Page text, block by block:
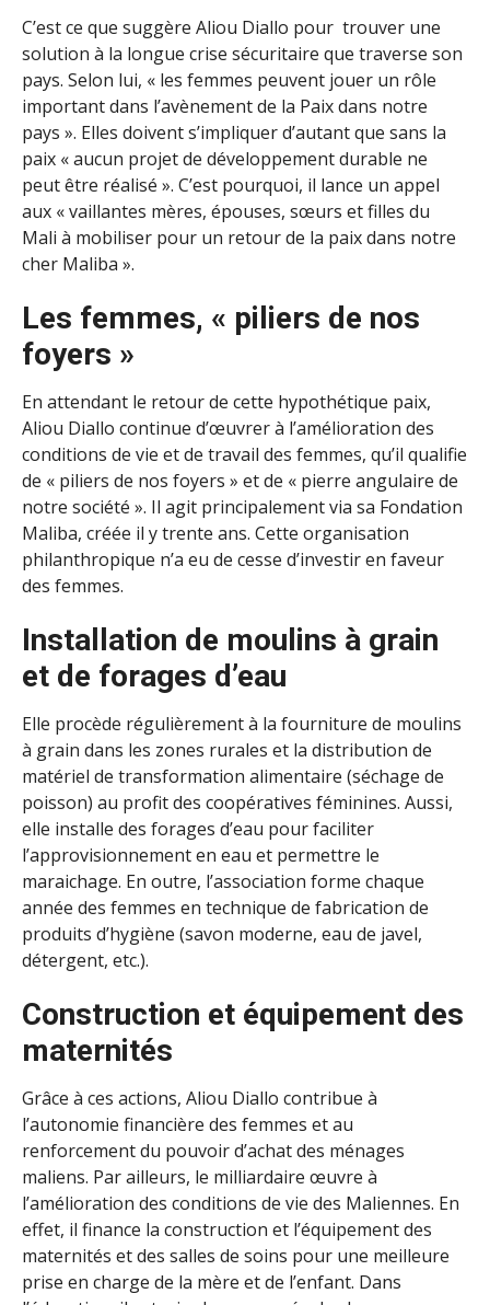
C’est ce que suggère Aliou Diallo pour trouver une
solution à la longue crise sécuritaire que traverse son
pays. Selon lui, « les femmes peuvent jouer un rôle
important dans l’avènement de la Paix dans notre
pays ». Elles doivent s’impliquer d’autant que sans la
paix « aucun projet de développement durable ne
peut être réalisé ». C’est pourquoi, il lance un appel
aux « vaillantes mères, épouses, sœurs et filles du
Mali à mobiliser pour un retour de la paix dans notre
cher Maliba ».
Les femmes, « piliers de nos
foyers »
En attendant le retour de cette hypothétique paix,
Aliou Diallo continue d’œuvrer à l’amélioration des
conditions de vie et de travail des femmes, qu’il qualifie
de « piliers de nos foyers » et de « pierre angulaire de
notre société ». Il agit principalement via sa Fondation
Maliba, créée il y trente ans. Cette organisation
philanthropique n’a eu de cesse d’investir en faveur
des femmes.
Installation de moulins à grain
et de forages d’eau
Elle procède régulièrement à la fourniture de moulins
à grain dans les zones rurales et la distribution de
matériel de transformation alimentaire (séchage de
poisson) au profit des coopératives féminines. Aussi,
elle installe des forages d’eau pour faciliter
l’approvisionnement en eau et permettre le
maraichage. En outre, l’association forme chaque
année des femmes en technique de fabrication de
produits d’hygiène (savon moderne, eau de javel,
détergent, etc.).
Construction et équipement des
maternités
Grâce à ces actions, Aliou Diallo contribue à
l’autonomie financière des femmes et au
renforcement du pouvoir d’achat des ménages
maliens. Par ailleurs, le milliardaire œuvre à
l’amélioration des conditions de vie des Maliennes. En
effet, il finance la construction et l’équipement des
maternités et des salles de soins pour une meilleure
prise en charge de la mère et de l’enfant. Dans